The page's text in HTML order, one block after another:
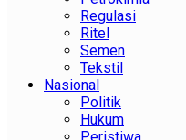
Regulasi
Ritel
Semen
Tekstil
Nasional
Politik
Hukum